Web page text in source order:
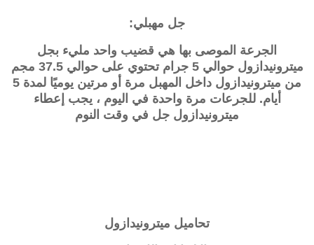
جل مهبلي:
الجرعة الموصى بها هي قضيب واحد مليء بجل
ميترونيدازول حوالي 5 جرام تحتوي على حوالي 37.5 مجم
من ميترونيدازول داخل المهبل مرة أو مرتين يوميًا لمدة 5
أيام. للجرعات مرة واحدة في اليوم ، يجب إعطاء
ميترونيدازول جل في وقت النوم
تحاميل ميترونيدازول